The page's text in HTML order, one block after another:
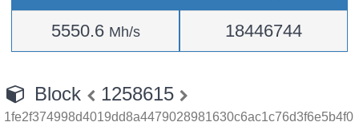
5550.6 Mh/s 18446744
Block 1258615
1fe2f374998d4019dd8a4479028981630c6ac1c76d3f6e5b4f0